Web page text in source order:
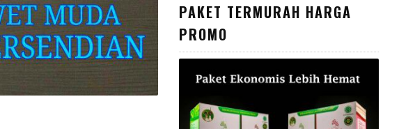
PAKET TERMURAH HARGA
PROMO